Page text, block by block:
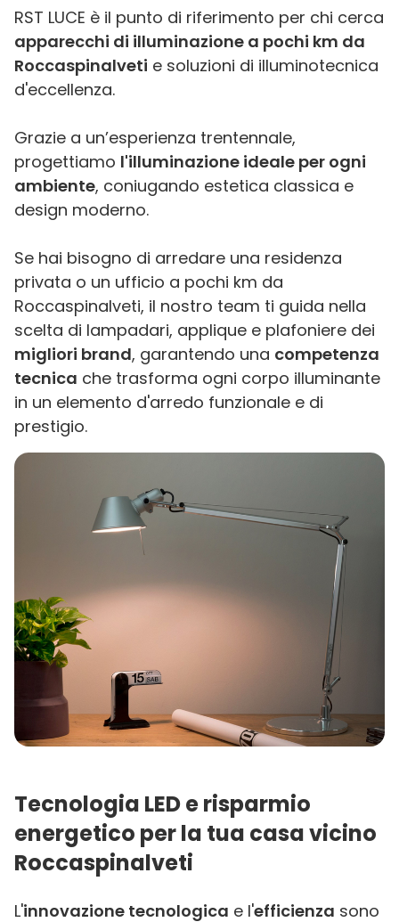
RST LUCE è il punto di riferimento per chi cerca
apparecchi di illuminazione a pochi km da
Roccaspinalveti e soluzioni di illuminotecnica
d'eccellenza.
Grazie a un’esperienza trentennale,
progettiamo l'illuminazione ideale per ogni
ambiente, coniugando estetica classica e
design moderno.
Se hai bisogno di arredare una residenza
privata o un ufficio a pochi km da
Roccaspinalveti, il nostro team ti guida nella
scelta di lampadari, applique e plafoniere dei
migliori brand, garantendo una competenza
tecnica che trasforma ogni corpo illuminante
in un elemento d'arredo funzionale e di
prestigio.
Tecnologia LED e risparmio
energetico per la tua casa vicino
Roccaspinalveti
L'innovazione tecnologica e l'efficienza sono